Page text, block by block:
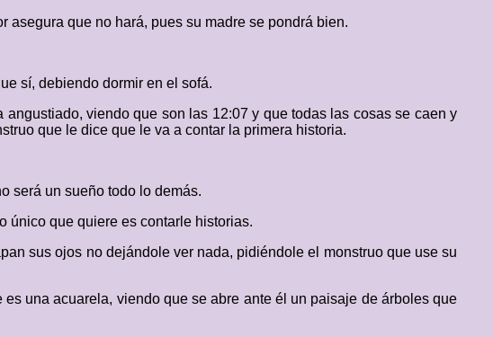
asegura que no hará, pues su madre se pondrá bien.
sí, debiendo dormir en el sofá.
viendo que son las 12:07 y que todas las cosas se caen y
que le dice que le va a contar la primera historia.
será un sueño todo lo demás.
único que quiere es contarle historias.
sus ojos no dejándole ver nada, pidiéndole el monstruo que use su
una acuarela, viendo que se abre ante él un paisaje de árboles que